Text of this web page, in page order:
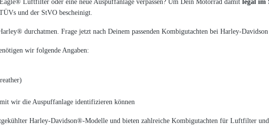
Luftfilter oder eine neue Auspuffanlage verpassen? Um Dein Motorrad damit legal im
und der StVO bescheinigt.
durchatmen. Frage jetzt nach Deinem passenden Kombigutachten bei Harley-Davidson
wir folgende Angaben:
wir die Auspuffanlage identifizieren können
Harley-Davidson®-Modelle und bieten zahlreiche Kombigutachten für Luftfilter und